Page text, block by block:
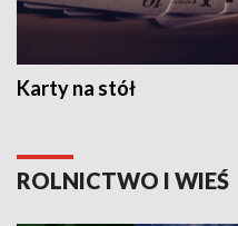
Karty na stół
ROLNICTWO I WIEŚ